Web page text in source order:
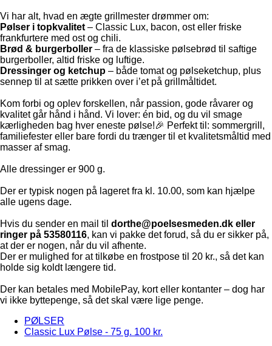
Vi har alt, hvad en ægte grillmester drømmer om:
Pølser i topkvalitet – Classic Lux, bacon, ost eller friske
frankfurtere med ost og chili.
Brød & burgerboller – fra de klassiske pølsebrød til saftige
burgerboller, altid friske og luftige.
Dressinger og ketchup – både tomat og pølseketchup, plus
sennep til at sætte prikken over i’et på grillmåltidet.
Kom forbi og oplev forskellen, når passion, gode råvarer og
kvalitet går hånd i hånd. Vi lover: én bid, og du vil smage
kærligheden bag hver eneste pølse!🎉 Perfekt til: sommergrill,
familiefester eller bare fordi du trænger til et kvalitetsmåltid med
masser af smag.
Alle dressinger er 900 g.
Der er typisk nogen på lageret fra kl. 10.00, som kan hjælpe
alle ugens dage.
Hvis du sender en mail til dorthe@poelsesmeden.dk eller
ringer på 53580116, kan vi pakke det forud, så du er sikker på,
at der er nogen, når du vil afhente.
Der er mulighed for at tilkøbe en frostpose til 20 kr., så det kan
holde sig koldt længere tid.
Der kan betales med MobilePay, kort eller kontanter – dog har
vi ikke byttepenge, så det skal være lige penge.
PØLSER
Classic Lux Pølse - 75 g. 100 kr.